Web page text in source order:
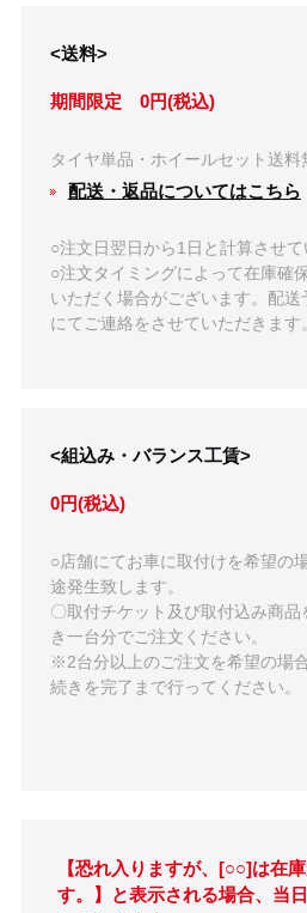
<送料>
期間限定 0円(税込)
タイヤ単品・ホイールセット送料
配送・返品についてはこちら
○注文日翌日から1日と計算させて
○注文タイミングによって在庫確
いただく場合がございます。配
にてご連絡をさせていただきます。
<組込み・バランス工賃>
0円(税込)
○店舗にてお車に取付けを希望の
途発生致します。
〇取付チケット及び取付込み商
き一台分でご注文ください。
※2台分以上のご注文を希望の場
続きを完了まで行ってください。
【恐れ入りますが、[○○]は在
す。】と表示される場合、当